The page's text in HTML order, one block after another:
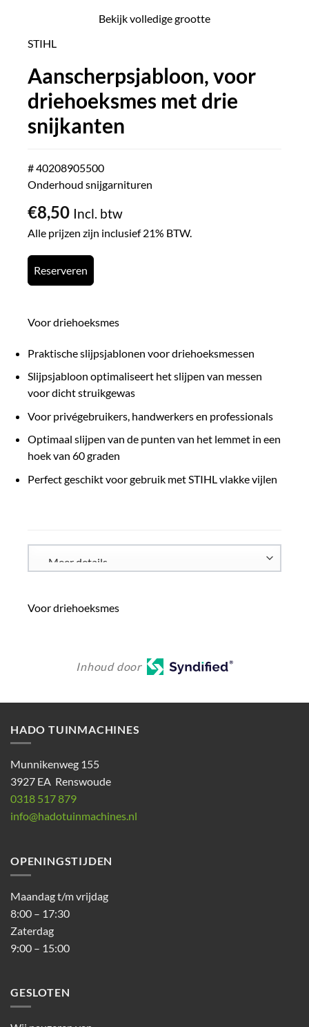
Bekijk volledige grootte
STIHL
Aanscherpsjabloon, voor
driehoeksmes met drie
snijkanten
# 40208905500
Onderhoud snijgarnituren
€8,50 Incl. btw
Alle prijzen zijn inclusief 21% BTW.
Reserveren
Voor driehoeksmes
Praktische slijpsjablonen voor driehoeksmessen
Slijpsjabloon optimaliseert het slijpen van messen
voor dicht struikgewas
Voor privégebruikers, handwerkers en professionals
Optimaal slijpen van de punten van het lemmet in een
hoek van 60 graden
Perfect geschikt voor gebruik met STIHL vlakke vijlen
Voor driehoeksmes
Inhoud door
HADO TUINMACHINES
Munnikenweg 155
3927 EA Renswoude
0318 517 879
info@hadotuinmachines.nl
OPENINGSTIJDEN
Maandag t/m vrijdag
8:00 – 17:30
Zaterdag
9:00 – 15:00
GESLOTEN